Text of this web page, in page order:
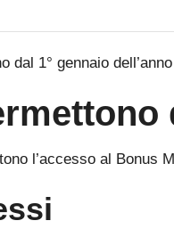
dal 1° gennaio
l’accesso al Bonus